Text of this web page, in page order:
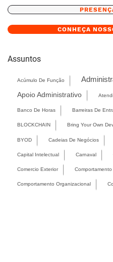
CONHEÇA
Assuntos
Acúmulo De Função
Apoio Administrativo
Banco De Horas Barreiras De
BLOCKCHAIN Bring Your Own
BYOD Cadeias De Negócios
Capital Intelectual Carnaval
Comercio Exterior Comportamento
Comportamento Organizacional